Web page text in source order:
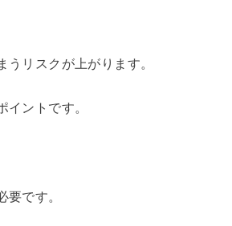
リスクが上がります。
ントです。
です。